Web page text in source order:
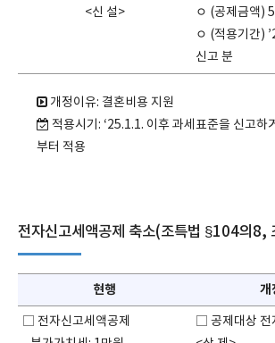
<신 설>
ㅇ (공제금액)
ㅇ (적용기간)
신고 분
개정이유: 결혼비용 지원
적용시기: ‘25.1.1. 이후 과세표준을 신고하
부터 적용
전자신고세액공제 축소(조특법 §104의8,
현행 개
□ 전자신고세액공제
□ 공제대상